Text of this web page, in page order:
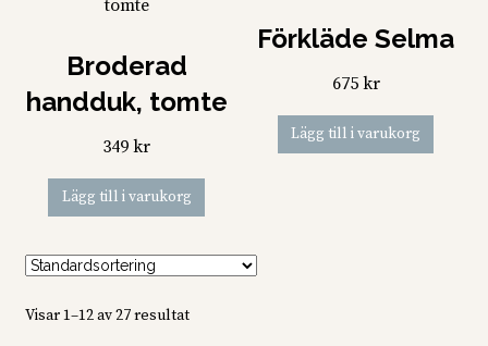
Broderad
handduk, tomte
349kr
Lägg till i varukorg
Förkläde Selma
675 kr
Lägg till i varukorg
Visar 1–12 av 27 resultat